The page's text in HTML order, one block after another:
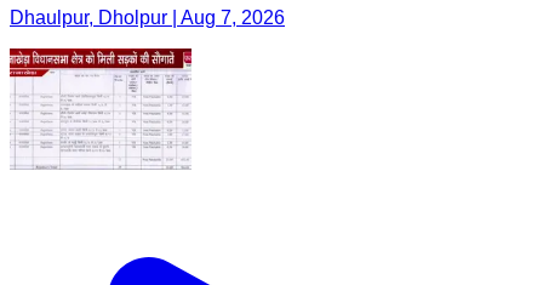
Dhaulpur, Dholpur | Aug 7, 2026